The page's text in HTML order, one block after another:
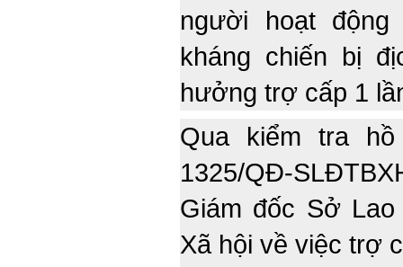
người hoạt
kháng chiến bị
hưởng trợ cấp 1
Qua kiểm tra
1325/QĐ-
Giám đốc Sở
Xã hội về việc trợ